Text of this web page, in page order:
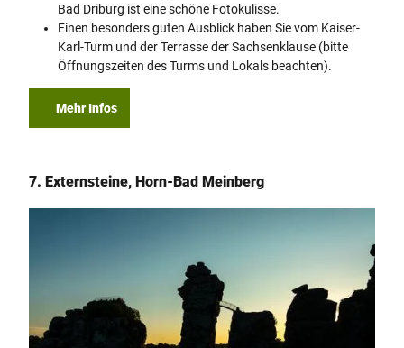
Bad Driburg ist eine schöne Fotokulisse.
Einen besonders guten Ausblick haben Sie vom Kaiser-
Karl-Turm und der Terrasse der Sachsenklause (bitte
Öffnungszeiten des Turms und Lokals beachten).
Mehr Infos
7. Externsteine, Horn-Bad Meinberg